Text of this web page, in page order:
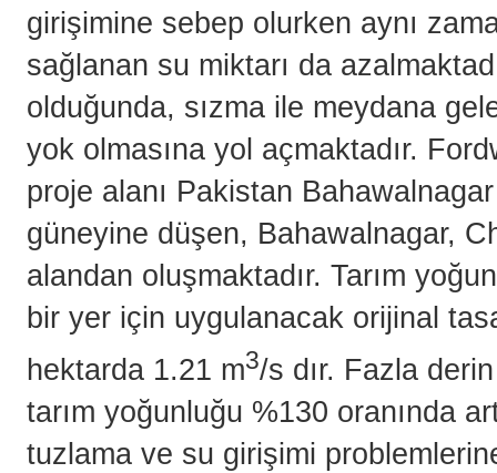
girişimine sebep olurken aynı
sağlanan su miktarı da
olduğunda, sızma ile meydana
yok olmasına yol açmaktadır.
proje alanı Pakistan
güneyine düşen, Bahawalnagar,
alandan oluşmaktadır. Tarım
bir yer için uygulanacak orijinal
hektarda 1.21 m3/s dır. Fazla
tarım yoğunluğu %130 oranında
tuzlama ve su girişimi